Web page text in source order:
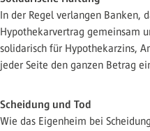
In der Regel verlangen Banken,
Hypothekarvertrag gemeinsam
solidarisch für Hypothekarzins,
jeder Seite den ganzen Betrag
Scheidung und Tod
Wie das Eigenheim bei